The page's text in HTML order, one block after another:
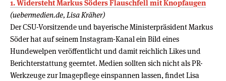
1. Widersteht Markus Söders Flauschfell mit Knopfaugen
(uebermedien.de, Lisa Kräher)
Der CSU-Vorsitzende und bayerische Ministerpräsident Markus
Söder hat auf seinem Instagram-Kanal ein Bild eines
Hundewelpen veröffentlicht und damit reichlich Likes und
Berichterstattung geerntet. Medien sollten sich nicht als PR-
Werkzeuge zur Imagepflege einspannen lassen, findet Lisa